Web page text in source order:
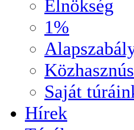
Elnökség
1%
Saját
Hírek